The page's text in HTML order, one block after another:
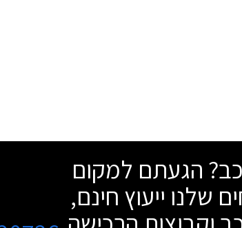
הגעתם למקום
שלנו ייעוץ חינם,